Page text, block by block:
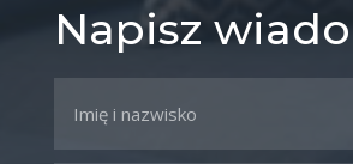
Napisz